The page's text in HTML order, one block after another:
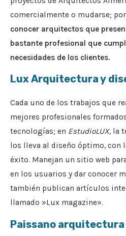
comercialmente o mudarse;
conocer arquitectos que
bastante profesional que
necesidades de los clientes.
Lux Arquitectura y
Cada uno de los trabajos que
mejores profesionales
tecnologías; en EstudioLUX, la
los lleva al diseño óptimo, con
éxito. Manejan un sitio web
en los usuarios y dar conocer
también publican artículos
llamado »Lux magazine».
Paissano